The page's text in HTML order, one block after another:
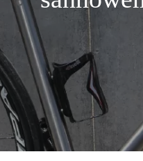
Stock coming